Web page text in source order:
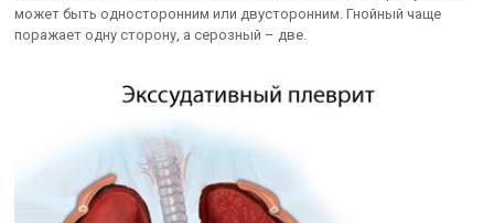
может быть односторонним или двусторонним. Гнойный чаще
поражает одну сторону, а серозный – две.